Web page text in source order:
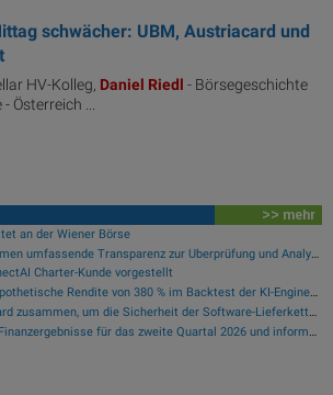
schwächer: UBM, Austriacard und
HV-Kolleg, Daniel Riedl - Börsegeschichte
Österreich ...
>> mehr
an der Wiener Börse
Cloudflare bietet Unternehmen umfassende Transparenz zur Überprüfung und Analyse des KI-Einsatzes
Charter-Kunde vorgestellt
Perpetuals meldet eine hypothetische Rendite von 380 % im Backtest der KI-Engine, die die risikofreie Handelsplattform „UpsideOnly“ antreibt
LTM arbeitet mit Chainguard zusammen, um die Sicherheit der Software-Lieferkette durch BlueVerse™ RightLogic zu stärken